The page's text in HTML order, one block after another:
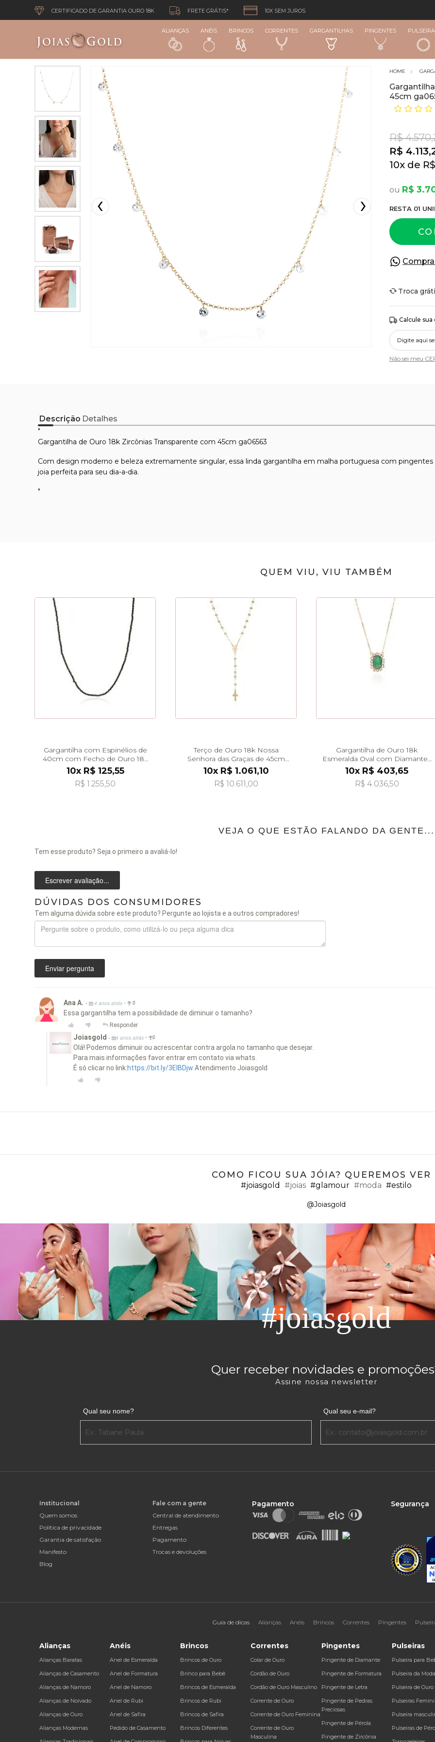
CERTIFICADO DE GARANTIA OURO 18K FRETE GRÁTIS* 10X SEM JUROS
ALIANÇAS ANÉIS BRINCOS CORRENTES GARGANTILHAS PINGENTES
45cm
R$
R$
10x
R$
RESTA 01
Troca
Calcule
Não sei meu
Descrição Detalhes
"
Gargantilha de Ouro 18k Zircônias Transparente com 45cm ga06563
Com design moderno e beleza extremamente singular, essa linda gargantilha em malha portuguesa com
joia perfeita para seu dia-a-dia.
"
QUEM VIU, VIU TAMBÉM
Gargantilha com Espinélios de
40cm com Fecho de Ouro 18k
ga08574
10x R$ 125,55
R$ 1.255,50
Terço de Ouro 18k Nossa
Senhora das Graças de 45cm
ga08621
10x R$ 1.061,10
R$ 10.611,00
Gargantilha de Ouro 18k
Esmeralda Oval com Diamantes
45cm ga08594
10x R$ 403,65
R$ 4.036,50
VEJA O QUE ESTÃO FALANDO DA GENTE...
Tem esse produto? Seja o primeiro a avaliá-lo!
Escrever avaliação...
DÚVIDAS DOS CONSUMIDORES
Tem alguma dúvida sobre este produto? Pergunte ao lojista e a outros compradores!
Enviar pergunta
Ana A. • 4 anos atrás • 0
Essa gargantilha tem a possibilidade de diminuir o tamanho?
Responder
Joiasgold • 4 anos atrás • 0
Olá! Podemos diminuir ou acrescentar contra argola no tamanho que desejar.
Para mais informações favor entrar em contato via whats.
É só clicar no link:https://bit.ly/3EIBDjw Atendimento Joiasgold
COMO FICOU SUA JÓIA? QUEREMOS VER
#joiasgold #joias #glamour #moda #estilo
@Joiasgold
#joiasgold
Quer receber novidades e
Assine nossa newsletter
Qual seu nome? Qual seu e-mail?
Institucional
Quem somos
Política de privacidade
Garantia de satisfação
Manifesto
Blog
Fale com a gente
Central de atendimento
Entregas
Pagamento
Trocas e devoluções
Pagamento Segurança
Guia de dicas Alianças Anéis Brincos Correntes Pingentes
Alianças
Alianças Baratas
Alianças de Casamento
Alianças de Namoro
Alianças de Noivado
Alianças de Ouro
Alianças Modernas
Anéis
Anel de Esmeralda
Anel de Formatura
Anel de Namoro
Anel de Rubi
Anel de Safira
Pedido de Casamento
Brincos
Brincos de Ouro
Brinco para Bebê
Brincos de Esmeralda
Brincos de Rubi
Brincos de Safira
Brincos Diferentes
Correntes
Colar de Ouro
Cordão de Ouro
Cordão de Ouro Masculino
Corrente de Ouro
Corrente de Ouro Feminina
Corrente de Ouro
Masculina
Pingentes
Pingente de Diamante
Pingente de Formatura
Pingente de Letra
Pingente de Pedras
Preciosas
Pingente de Pérola
Pingente de Zircônia
Pulseiras
Pulseira para
Pulseira da Moda
Pulseira de Ouro
Pulseiras
Pulseira
Pulseiras de